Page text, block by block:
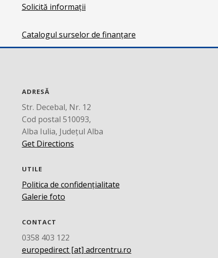
Solicită informații
Catalogul surselor de finanțare
ADRESĂ
Str. Decebal, Nr. 12
Cod postal 510093,
Alba Iulia, Județul Alba
Get Directions
UTILE
Politica de confidențialitate
Galerie foto
CONTACT
0358 403 122
europedirect [at] adrcentru.ro